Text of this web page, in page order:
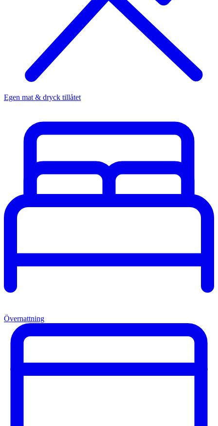
Egen mat & dryck tillåtet
Övernattning